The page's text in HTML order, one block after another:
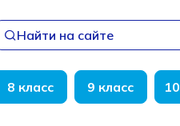
Найти на сайте
8 класс 9 класс